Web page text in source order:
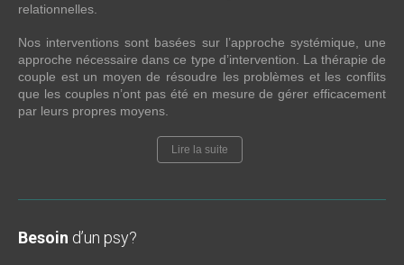
relationnelles.
Nos interventions sont basées sur l’approche systémique, une
approche nécessaire dans ce type d’intervention. La thérapie de
couple est un moyen de résoudre les problèmes et les conflits
que les couples n’ont pas été en mesure de gérer efficacement
par leurs propres moyens.
Lire la suite
Besoin d’un psy?